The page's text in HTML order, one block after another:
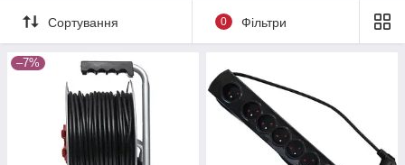
Сортування 0 Фільтри
–7%